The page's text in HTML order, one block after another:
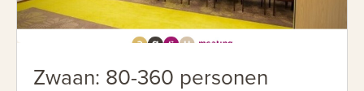
Zwaan: 80-360 personen